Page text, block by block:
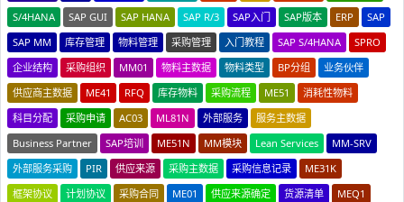
S/4HANA
SAP GUI SAP HANA SAP R/3 SAP入门 SAP版本 ERP
SAP
SAP MM
库存管理 物料管理 采购管理 入门教程 SAP S/4HANA
SPRO
企业结构
采购组织 MM01 物料主数据 物料类型 BP分组
业务伙伴
供应商主数据
ME41 RFQ 库存物料 采购流程 ME51
消耗性物料
科目分配
采购申请 AC03 ML81N 外部服务
服务主数据
Business Partner
SAP培训 ME51N MM模块 Lean Services
MM-SRV
外部服务采购
PIR 供应来源 采购主数据 采购信息记录
ME31K
框架协议
计划协议 采购合同 ME01 供应来源确定 货源清单
MEQ1